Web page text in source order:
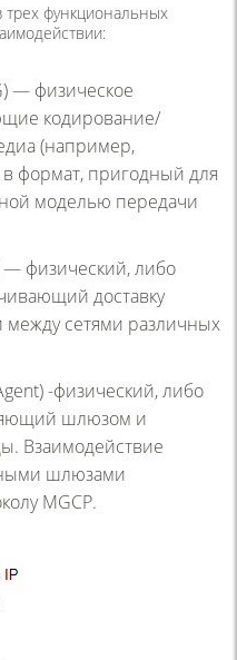
трех функциональных
— физическое
кодирование/
(например,
формат, пригодный для
моделью передачи
физический, либо
доставку
сетями различных
-физический, либо
шлюзом и
Взаимодействие
шлюзами
MGCP.